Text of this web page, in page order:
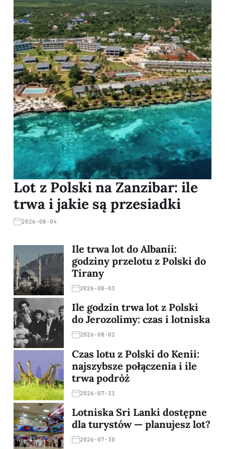
Lot z Polski na Zanzibar: ile
trwa i jakie są przesiadki
2026-08-04
Ile trwa lot do Albanii:
godziny przelotu z Polski do
Tirany
2026-08-03
Ile godzin trwa lot z Polski
do Jerozolimy: czas i lotniska
2026-08-02
Czas lotu z Polski do Kenii:
najszybsze połączenia i ile
trwa podróż
2026-07-31
Lotniska Sri Lanki dostępne
dla turystów — planujesz lot?
2026-07-30